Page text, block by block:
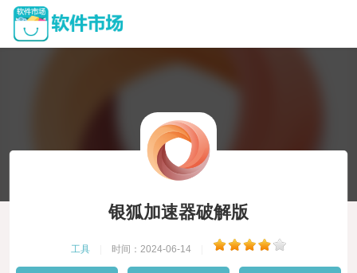
银狐加速器破解版
工具 时间：2024-06-14